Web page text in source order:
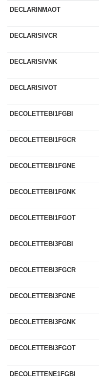
DECLARINMAOT
DECLARISIVCR
DECLARISIVNK
DECLARISIVOT
DECOLETTEBI1FGBI
DECOLETTEBI1FGCR
DECOLETTEBI1FGNE
DECOLETTEBI1FGNK
DECOLETTEBI1FGOT
DECOLETTEBI3FGBI
DECOLETTEBI3FGCR
DECOLETTEBI3FGNE
DECOLETTEBI3FGNK
DECOLETTEBI3FGOT
DECOLETTENE1FGBI